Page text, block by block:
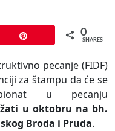
0
SHARES
pecanje (FIDF)
za štampu da će se
u pecanju
u oktobru na bh.
Broda i Pruda.